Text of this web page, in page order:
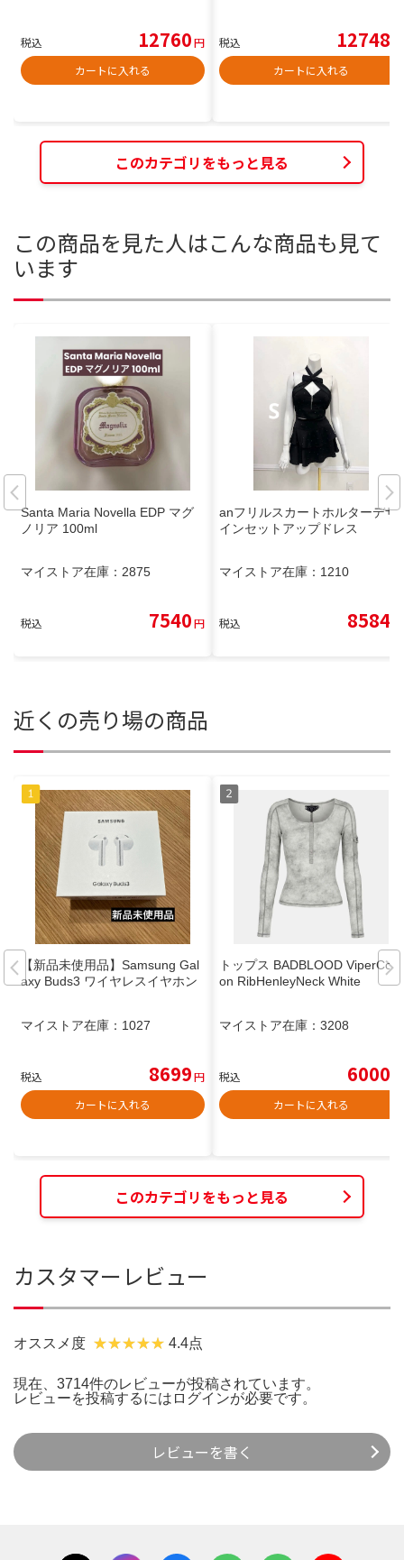
税込 12760円
カートに入れる
税込 12748
カートに入れる
このカテゴリをもっと見る
この商品を見た人はこんな商品も見て
います
Santa Maria Novella EDP マグ
ノリア 100ml
マイストア在庫： 2875
税込 7540円
anフリルスカートホルターデザ
インセットアップドレス
マイストア在庫： 1210
税込 8584
近くの売り場の商品
【新品未使用品】Samsung Gal
axy Buds3 ワイヤレスイヤホン
マイストア在庫： 1027
税込 8699円
カートに入れる
トップス BADBLOOD ViperCott
on RibHenleyNeck White
マイストア在庫： 3208
税込 6000
カートに入れる
このカテゴリをもっと見る
カスタマーレビュー
オススメ度 4.4点
現在、3714件のレビューが投稿されています。
レビューを投稿するには ログインが必要です。
レビューを書く